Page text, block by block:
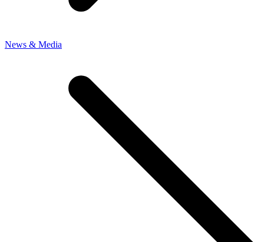
News & Media